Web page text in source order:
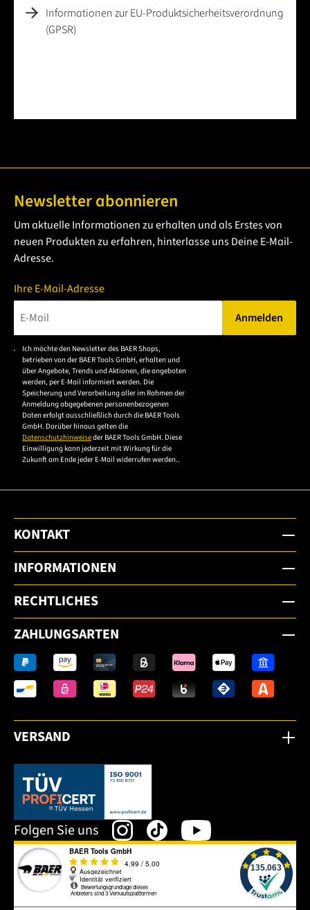
Informationen zur EU-Produktsicherheitsverordnung
(GPSR)
Newsletter abonnieren
Um aktuelle Informationen zu erhalten und als Erstes von
neuen Produkten zu erfahren, hinterlasse uns Deine E-Mail-
Adresse.
Ihre E-Mail-Adresse
Bitte geben Sie eine gültige E-Mail-Adresse ein.
Anmelden
Ich möchte den Newsletter des BAER Shops,
betrieben von der BAER Tools GmbH, erhalten und
über Angebote, Trends und Aktionen, die angeboten
werden, per E-Mail informiert werden. Die
Speicherung und Verarbeitung aller im Rahmen der
Anmeldung abgegebenen personenbezogenen
Daten erfolgt ausschließlich durch die BAER Tools
GmbH. Darüber hinaus gelten die
Datenschutzhinweiseder BAER Tools GmbH. Diese
Einwilligung kann jederzeit mit Wirkung für die
Zukunft am Ende jeder E-Mail widerrufen werden..
KONTAKT
INFORMATIONEN
RECHTLICHES
ZAHLUNGSARTEN
VERSAND
Dieser Link öffnet sich in einem neuen Tab.
Folgen Sie uns